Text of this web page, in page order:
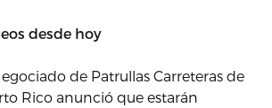
desde hoy
de Patrullas Carreteras de
Rico anunció que estarán